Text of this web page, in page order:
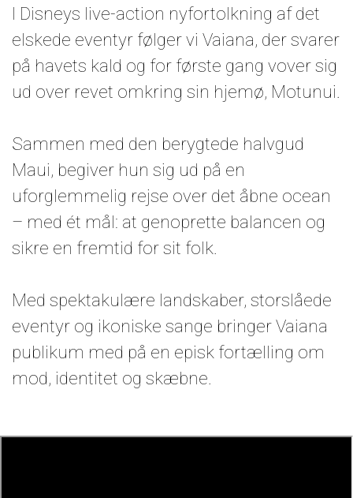
I Disneys live-action nyfortolkning af det
elskede eventyr følger vi Vaiana, der svarer
på havets kald og for første gang vover sig
ud over revet omkring sin hjemø, Motunui.
Sammen med den berygtede halvgud
Maui, begiver hun sig ud på en
uforglemmelig rejse over det åbne ocean
– med ét mål: at genoprette balancen og
sikre en fremtid for sit folk.
Med spektakulære landskaber, storslåede
eventyr og ikoniske sange bringer Vaiana
publikum med på en episk fortælling om
mod, identitet og skæbne.